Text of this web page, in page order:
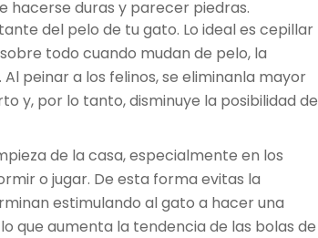
hacerse duras y parecer piedras.
del pelo de tu gato. Lo ideal es cepillar
todo cuando mudan de pelo, la
peinar a los felinos, se eliminanla mayor
y, por lo tanto, disminuye la posibilidad de
de la casa, especialmente en los
o jugar. De esta forma evitas la
estimulando al gato a hacer una
que aumenta la tendencia de las bolas de